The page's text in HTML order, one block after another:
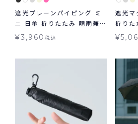
遮光プレーンパイピング ミ
ニ 日傘 折りたたみ 晴雨兼用
ギフト対象 Wpc.
¥3,960税込
遮光マ
折りた
対象
¥